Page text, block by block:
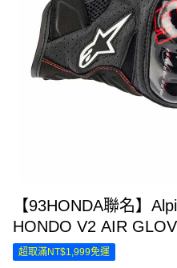
【93HONDA聯名】
HONDO V2 AIR
超取滿NT$1,999免運